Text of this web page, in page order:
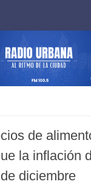
de
la inflación
diciembre